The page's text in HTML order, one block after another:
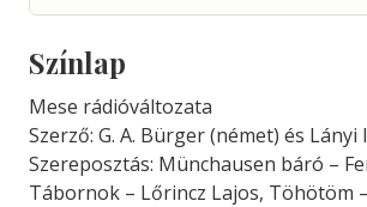
Színlap
Mese rádióváltozata
Szerző: G. A. Bürger (német) és Lányi
Szereposztás: Münchausen báró –
Tábornok – Lőrincz Lajos, Töhötöm